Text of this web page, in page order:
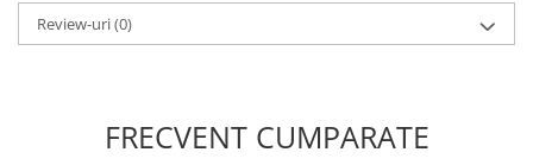
Semanatoare,Plantatoare
Sere
Suflante & Aspiratoare
Review-uri(0)
FRECVENT CUMPARATE